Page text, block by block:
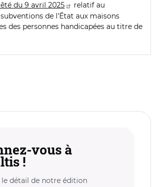
du 9 avril 2025
relatif au
de l'État aux maisons
des personnes handicapées au titre de
vous à
!
le détail de notre édition